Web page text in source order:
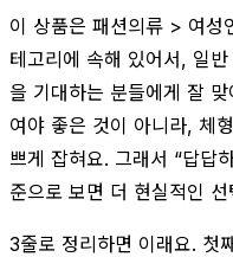
이 상품은 패션의류 > 여
테고리에 속해 있어서, 일
을 기대하는 분들에게 잘
여야 좋은 것이 아니라, 체
쁘게 잡혀요. 그래서 “답답
준으로 보면 더 현실적인 선
3줄로 정리하면 이래요. 첫